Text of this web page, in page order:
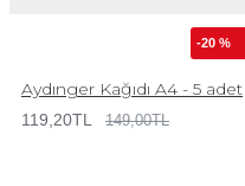
-20 %
Aydınger Kağıdı A4 - 5 adet
119,20TL 149,00TL